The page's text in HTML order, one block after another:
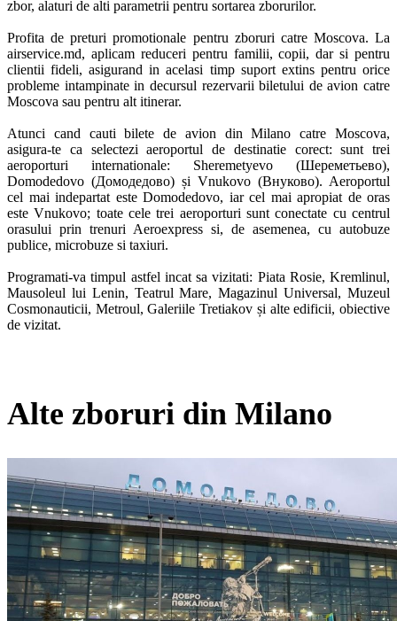
zbor, alaturi de alti parametrii pentru sortarea zborurilor.
Profita de preturi promotionale pentru zboruri catre Moscova. La
airservice.md, aplicam reduceri pentru familii, copii, dar si pentru
clientii fideli, asigurand in acelasi timp suport extins pentru orice
probleme intampinate in decursul rezervarii biletului de avion catre
Moscova sau pentru alt itinerar.
Atunci cand cauti bilete de avion din Milano catre Moscova,
asigura-te ca selectezi aeroportul de destinatie corect: sunt trei
aeroporturi internationale: Sheremetyevo (Шереметьево),
Domodedovo (Домодедово) și Vnukovo (Внуково). Aeroportul
cel mai indepartat este Domodedovo, iar cel mai apropiat de oras
este Vnukovo; toate cele trei aeroporturi sunt conectate cu centrul
orasului prin trenuri Aeroexpress si, de asemenea, cu autobuze
publice, microbuze si taxiuri.
Programati-va timpul astfel incat sa vizitati: Piata Rosie, Kremlinul,
Mausoleul lui Lenin, Teatrul Mare, Magazinul Universal, Muzeul
Cosmonauticii, Metroul, Galeriile Tretiakov și alte edificii, obiective
de vizitat.
Alte zboruri din Milano